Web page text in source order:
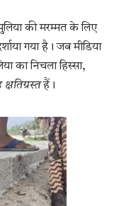
की मरम्मत के लिए
गया है। जब मीडिया
का निचला हिस्सा,
हैं।